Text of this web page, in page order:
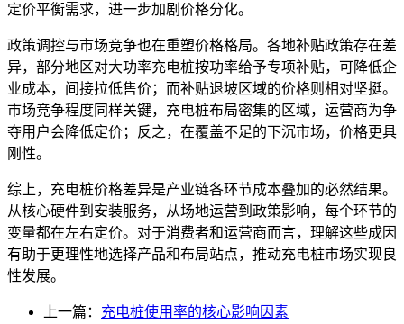
定价平衡需求，进一步加剧价格分化。
政策调控与市场竞争也在重塑价格格局。各地补贴政策存在差
异，部分地区对大功率充电桩按功率给予专项补贴，可降低企
业成本，间接拉低售价；而补贴退坡区域的价格则相对坚挺。
市场竞争程度同样关键，充电桩布局密集的区域，运营商为争
夺用户会降低定价；反之，在覆盖不足的下沉市场，价格更具
刚性。
综上，充电桩价格差异是产业链各环节成本叠加的必然结果。
从核心硬件到安装服务，从场地运营到政策影响，每个环节的
变量都在左右定价。对于消费者和运营商而言，理解这些成因
有助于更理性地选择产品和布局站点，推动充电桩市场实现良
性发展。
上一篇： 充电桩使用率的核心影响因素